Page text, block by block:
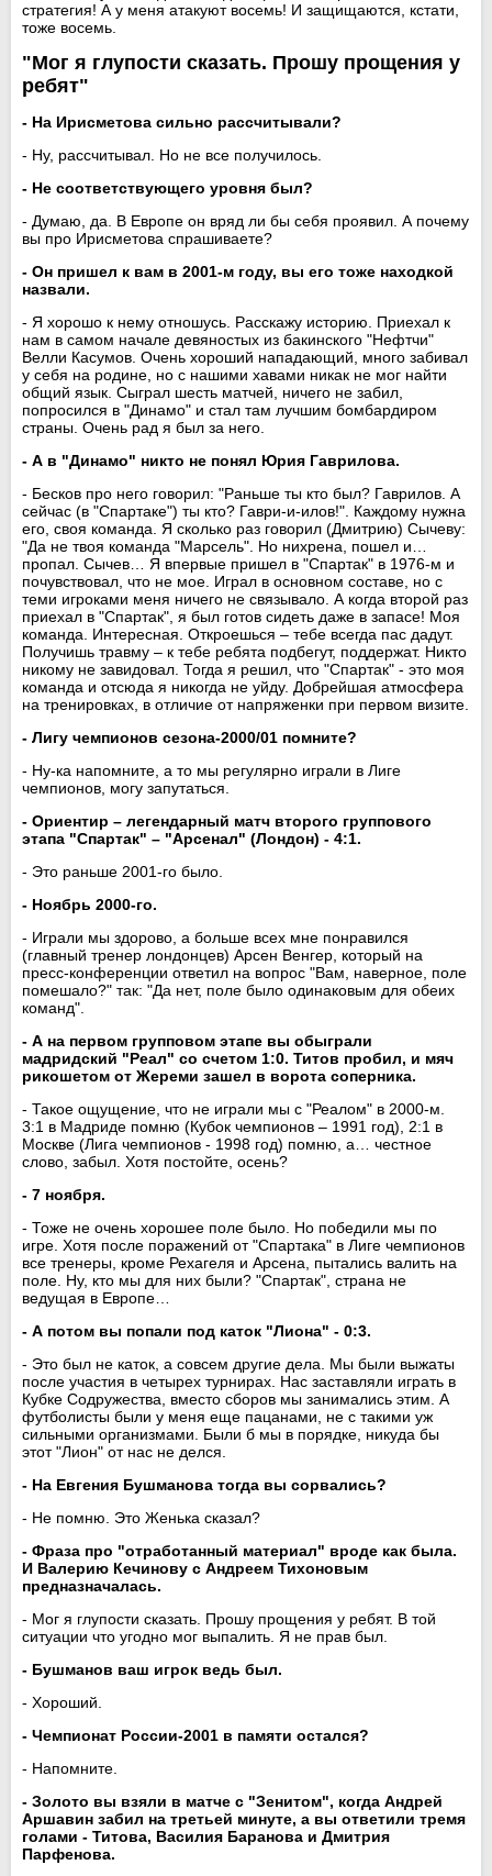
стратегия! А у меня атакуют восемь! И защищаются, кстати,
тоже восемь.
"Мог я глупости сказать. Прошу прощения у
ребят"
- На Ирисметова сильно рассчитывали?
- Ну, рассчитывал. Но не все получилось.
- Не соответствующего уровня был?
- Думаю, да. В Европе он вряд ли бы себя проявил. А почему
вы про Ирисметова спрашиваете?
- Он пришел к вам в 2001-м году, вы его тоже находкой
назвали.
- Я хорошо к нему отношусь. Расскажу историю. Приехал к
нам в самом начале девяностых из бакинского "Нефтчи"
Велли Касумов. Очень хороший нападающий, много забивал
у себя на родине, но с нашими хавами никак не мог найти
общий язык. Сыграл шесть матчей, ничего не забил,
попросился в "Динамо" и стал там лучшим бомбардиром
страны. Очень рад я был за него.
- А в "Динамо" никто не понял Юрия Гаврилова.
- Бесков про него говорил: "Раньше ты кто был? Гаврилов. А
сейчас (в "Спартаке") ты кто? Гаври-и-илов!". Каждому нужна
его, своя команда. Я сколько раз говорил (Дмитрию) Сычеву:
"Да не твоя команда "Марсель". Но нихрена, пошел и…
пропал. Сычев… Я впервые пришел в "Спартак" в 1976-м и
почувствовал, что не мое. Играл в основном составе, но с
теми игроками меня ничего не связывало. А когда второй раз
приехал в "Спартак", я был готов сидеть даже в запасе! Моя
команда. Интересная. Откроешься – тебе всегда пас дадут.
Получишь травму – к тебе ребята подбегут, поддержат. Никто
никому не завидовал. Тогда я решил, что "Спартак" - это моя
команда и отсюда я никогда не уйду. Добрейшая атмосфера
на тренировках, в отличие от напряженки при первом визите.
- Лигу чемпионов сезона-2000/01 помните?
- Ну-ка напомните, а то мы регулярно играли в Лиге
чемпионов, могу запутаться.
- Ориентир – легендарный матч второго группового
этапа "Спартак" – "Арсенал" (Лондон) - 4:1.
- Это раньше 2001-го было.
- Ноябрь 2000-го.
- Играли мы здорово, а больше всех мне понравился
(главный тренер лондонцев) Арсен Венгер, который на
пресс-конференции ответил на вопрос "Вам, наверное, поле
помешало?" так: "Да нет, поле было одинаковым для обеих
команд".
- А на первом групповом этапе вы обыграли
мадридский "Реал" со счетом 1:0. Титов пробил, и мяч
рикошетом от Жереми зашел в ворота соперника.
- Такое ощущение, что не играли мы с "Реалом" в 2000-м.
3:1 в Мадриде помню (Кубок чемпионов – 1991 год), 2:1 в
Москве (Лига чемпионов - 1998 год) помню, а… честное
слово, забыл. Хотя постойте, осень?
- 7 ноября.
- Тоже не очень хорошее поле было. Но победили мы по
игре. Хотя после поражений от "Спартака" в Лиге чемпионов
все тренеры, кроме Рехагеля и Арсена, пытались валить на
поле. Ну, кто мы для них были? "Спартак", страна не
ведущая в Европе…
- А потом вы попали под каток "Лиона" - 0:3.
- Это был не каток, а совсем другие дела. Мы были выжаты
после участия в четырех турнирах. Нас заставляли играть в
Кубке Содружества, вместо сборов мы занимались этим. А
футболисты были у меня еще пацанами, не с такими уж
сильными организмами. Были б мы в порядке, никуда бы
этот "Лион" от нас не делся.
- На Евгения Бушманова тогда вы сорвались?
- Не помню. Это Женька сказал?
- Фраза про "отработанный материал" вроде как была.
И Валерию Кечинову с Андреем Тихоновым
предназначалась.
- Мог я глупости сказать. Прошу прощения у ребят. В той
ситуации что угодно мог выпалить. Я не прав был.
- Бушманов ваш игрок ведь был.
- Хороший.
- Чемпионат России-2001 в памяти остался?
- Напомните.
- Золото вы взяли в матче с "Зенитом", когда Андрей
Аршавин забил на третьей минуте, а вы ответили тремя
голами - Титова, Василия Баранова и Дмитрия
Парфенова.